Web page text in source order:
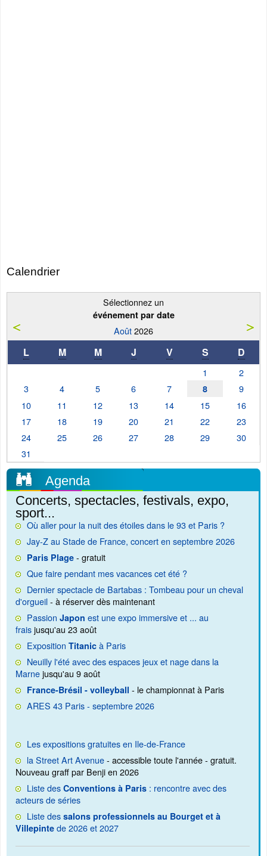
Calendrier
Sélectionnez un
événement par date
Août2026
L M M J V S D
1
2
3
4 5 6 7 8
9
10
11 12 13 14 15
16
17
18 19 20 21 22
23
24
25 26 27 28 29
30
31
Agenda
Concerts, spectacles, festivals, expo,
sport...
Où aller pour la nuit des étoiles dans le 93 et Paris ?
Jay-Z au Stade de France, concert en septembre 2026
Paris Plage - gratuit
Que faire pendant mes vacances cet été ?
Dernier spectacle de Bartabas : Tombeau pour un cheval
d'orgueil- à réserver dès maintenant
Passion Japon est une expo immersive et ... au
fraisjusqu'au 23 août
Exposition Titanic à Paris
Neuilly l'été avec des espaces jeux et nage dans la
Marnejusqu'au 9 août
France-Brésil - volleyball - le championnat à Paris
ARES 43 Paris - septembre 2026
Les expositions gratuites en Ile-de-France
la Street Art Avenue- accessible toute l'année - gratuit.
Nouveau graff par Benji en 2026
Liste des Conventions à Paris : rencontre avec des
acteurs de séries
Liste des salons professionnels au Bourget et à
Villepinte de 2026 et 2027